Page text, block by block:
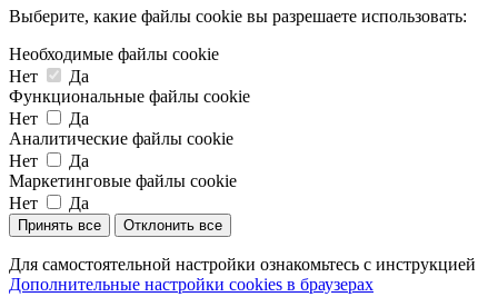
Выберите, какие файлы cookie вы разрешаете использовать:
Необходимые файлы cookie
Нет
Да
Функциональные файлы cookie
Нет
Да
Аналитические файлы cookie
Нет
Да
Маркетинговые файлы cookie
Нет
Да
Принять все Отклонить все
Для самостоятельной настройки ознакомьтесь с инструкцией
Дополнительные настройки cookies в браузерах